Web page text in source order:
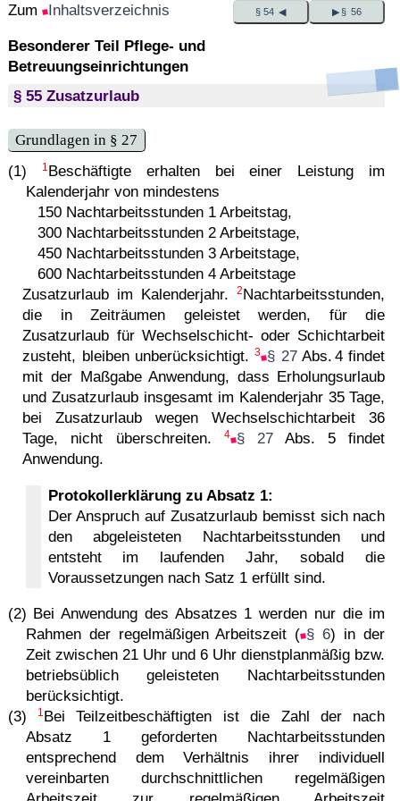
Zum Inhaltsverzeichnis § 54 ◀ ▶ § 56
Besonderer Teil Pflege- und
Betreuungseinrichtungen
§ 55 Zusatzurlaub
Grundlagen in § 27
(1)
1 Beschäftigte erhalten bei einer Leistung im
Kalenderjahr von mindestens
150 Nachtarbeitsstunden 1 Arbeitstag,
300 Nachtarbeitsstunden 2 Arbeitstage,
450 Nachtarbeitsstunden 3 Arbeitstage,
600 Nachtarbeitsstunden 4 Arbeitstage
Zusatzurlaub im Kalenderjahr.2Nachtarbeitsstunden,
die in Zeiträumen geleistet werden, für die
Zusatzurlaub für Wechselschicht- oder Schichtarbeit
zusteht, bleiben unberücksichtigt.3 § 27Abs. 4 findet
mit der Maßgabe Anwendung, dass Erholungsurlaub
und Zusatzurlaub insgesamt im Kalenderjahr 35 Tage,
bei Zusatzurlaub wegen Wechselschichtarbeit 36
Tage, nicht überschreiten.
4 § 27Abs. 5 findet
Anwendung.
Protokollerklärung zu Absatz 1:
Der Anspruch auf Zusatzurlaub bemisst sich nach
den abgeleisteten Nachtarbeitsstunden und
entsteht im laufenden Jahr, sobald die
Voraussetzungen nach Satz 1 erfüllt sind.
(2) Bei Anwendung des Absatzes 1 werden nur die im
Rahmen der regelmäßigen Arbeitszeit ( § 6) in der
Zeit zwischen 21 Uhr und 6 Uhr dienstplanmäßig bzw.
betriebsüblich geleisteten Nachtarbeitsstunden
berücksichtigt.
(3)
1 Bei Teilzeitbeschäftigten ist die Zahl der nach
Absatz 1 geforderten Nachtarbeitsstunden
entsprechend dem Verhältnis ihrer individuell
vereinbarten durchschnittlichen regelmäßigen